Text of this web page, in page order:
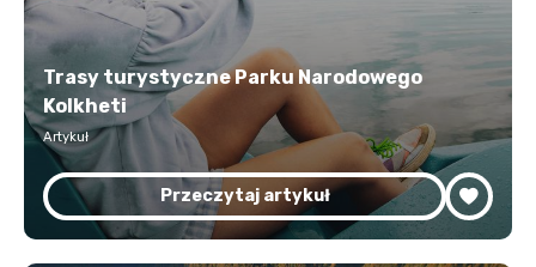
Trasy turystyczne Parku Narodowego
Kolkheti
Artykuł
Przeczytaj artykuł